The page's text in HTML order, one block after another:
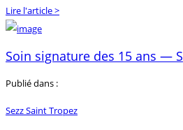
Lire l'article >
Soin signature des 15 ans —
Publié dans :
Sezz Saint Tropez